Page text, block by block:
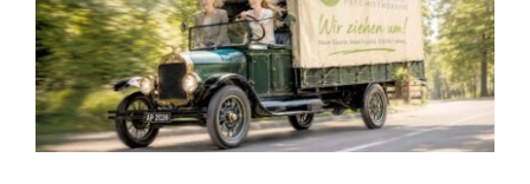
AUSBILDUNGEN
WEITERBILDUNGEN